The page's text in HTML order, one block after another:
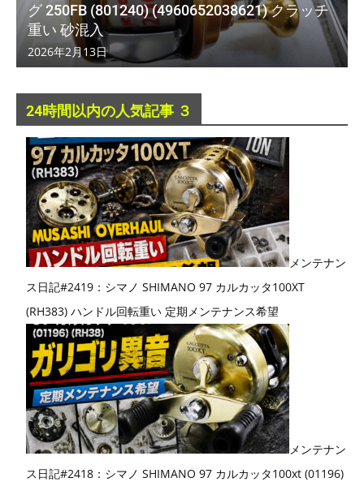
グ 250FB (801240) (4960652038621) クラッチ
重い 砂混入
2026年2月13日
24時間以内の人気記事 ３
メンテナン
ス日記#2419：シマノ SHIMANO 97 カルカッタ100XT
(RH383) ハンドル回転重い 定期メンテナンス希望
メンテナン
ス日記#2418：シマノ SHIMANO 97 カルカッタ100xt (01196)